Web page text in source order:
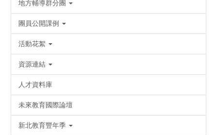
地方輔導群分團
團員公開課例
活動花絮
資源連結
人才資料庫
未來教育國際論壇
新北教育豐年季